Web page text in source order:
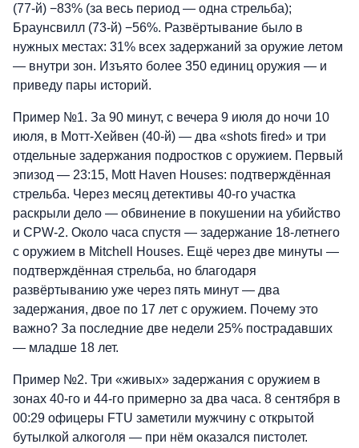
(77-й) −83% (за весь период — одна стрельба);
Браунсвилл (73-й) −56%. Развёртывание было в
нужных местах: 31% всех задержаний за оружие летом
— внутри зон. Изъято более 350 единиц оружия — и
приведу пары историй.
Пример №1. За 90 минут, с вечера 9 июля до ночи 10
июля, в Мотт-Хейвен (40-й) — два «shots fired» и три
отдельные задержания подростков с оружием. Первый
эпизод — 23:15, Mott Haven Houses: подтверждённая
стрельба. Через месяц детективы 40-го участка
раскрыли дело — обвинение в покушении на убийство
и CPW-2. Около часа спустя — задержание 18-летнего
с оружием в Mitchell Houses. Ещё через две минуты —
подтверждённая стрельба, но благодаря
развёртыванию уже через пять минут — два
задержания, двое по 17 лет с оружием. Почему это
важно? За последние две недели 25% пострадавших
— младше 18 лет.
Пример №2. Три «живых» задержания с оружием в
зонах 40-го и 44-го примерно за два часа. 8 сентября в
00:29 офицеры FTU заметили мужчину с открытой
бутылкой алкоголя — при нём оказался пистолет.